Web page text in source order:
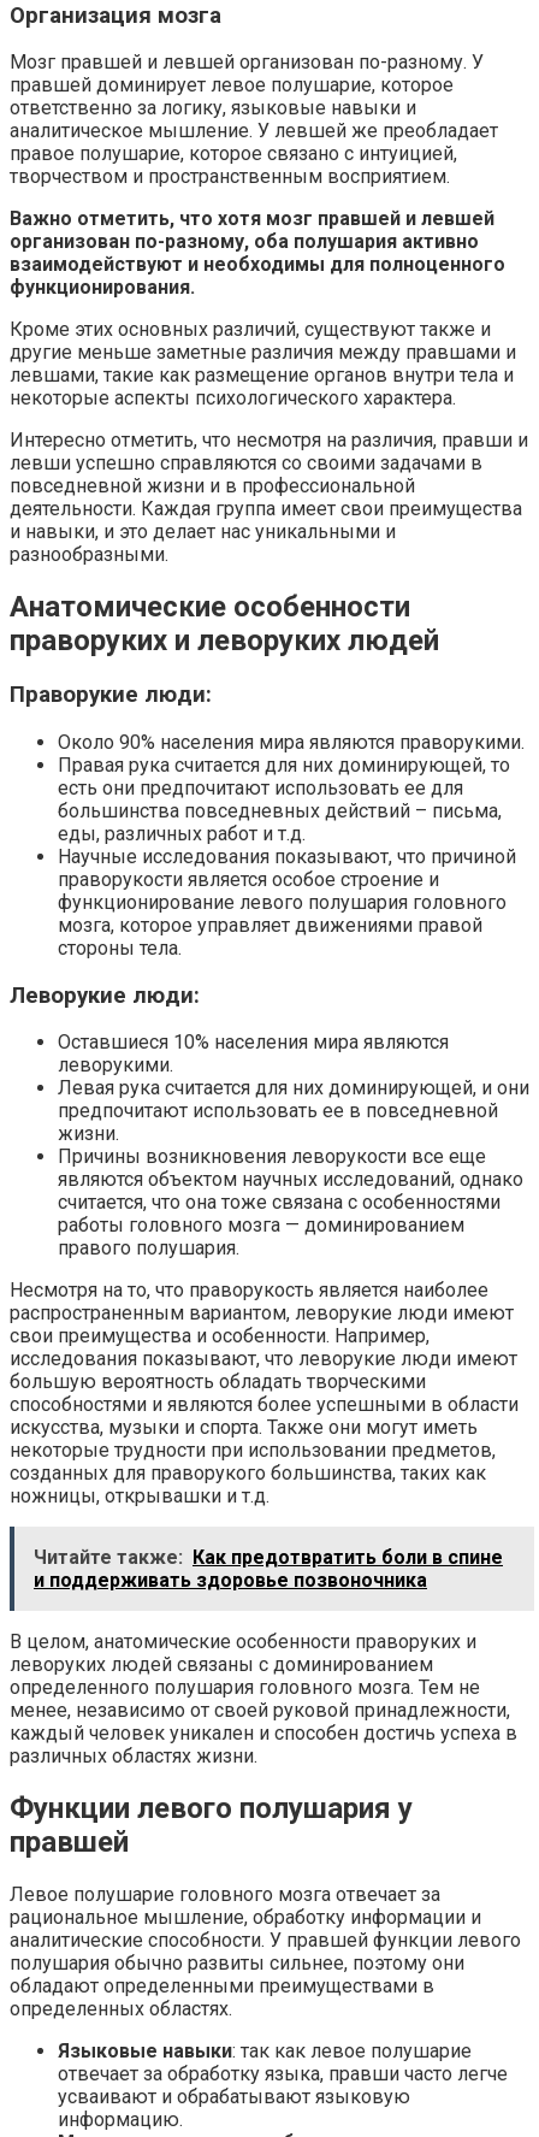
Организация мозга
Мозг правшей и левшей организован по-разному. У
правшей доминирует левое полушарие, которое
ответственно за логику, языковые навыки и
аналитическое мышление. У левшей же преобладает
правое полушарие, которое связано с интуицией,
творчеством и пространственным восприятием.
Важно отметить, что хотя мозг правшей и левшей
организован по-разному, оба полушария активно
взаимодействуют и необходимы для полноценного
функционирования.
Кроме этих основных различий, существуют также и
другие меньше заметные различия между правшами и
левшами, такие как размещение органов внутри тела и
некоторые аспекты психологического характера.
Интересно отметить, что несмотря на различия, правши и
левши успешно справляются со своими задачами в
повседневной жизни и в профессиональной
деятельности. Каждая группа имеет свои преимущества
и навыки, и это делает нас уникальными и
разнообразными.
Анатомические особенности
праворуких и леворуких людей
Праворукие люди:
Около 90% населения мира являются праворукими.
Правая рука считается для них доминирующей, то
есть они предпочитают использовать ее для
большинства повседневных действий – письма,
еды, различных работ и т.д.
Научные исследования показывают, что причиной
праворукости является особое строение и
функционирование левого полушария головного
мозга, которое управляет движениями правой
стороны тела.
Леворукие люди:
Оставшиеся 10% населения мира являются
леворукими.
Левая рука считается для них доминирующей, и они
предпочитают использовать ее в повседневной
жизни.
Причины возникновения леворукости все еще
являются объектом научных исследований, однако
считается, что она тоже связана с особенностями
работы головного мозга — доминированием
правого полушария.
Несмотря на то, что праворукость является наиболее
распространенным вариантом, леворукие люди имеют
свои преимущества и особенности. Например,
исследования показывают, что леворукие люди имеют
большую вероятность обладать творческими
способностями и являются более успешными в области
искусства, музыки и спорта. Также они могут иметь
некоторые трудности при использовании предметов,
созданных для праворукого большинства, таких как
ножницы, открывашки и т.д.
Читайте также:
Как предотвратить боли в спине
и поддерживать здоровье позвоночника
В целом, анатомические особенности праворуких и
леворуких людей связаны с доминированием
определенного полушария головного мозга. Тем не
менее, независимо от своей руковой принадлежности,
каждый человек уникален и способен достичь успеха в
различных областях жизни.
Функции левого полушария у
правшей
Левое полушарие головного мозга отвечает за
рациональное мышление, обработку информации и
аналитические способности. У правшей функции левого
полушария обычно развиты сильнее, поэтому они
обладают определенными преимуществами в
определенных областях.
Языковые навыки: так как левое полушарие
отвечает за обработку языка, правши часто легче
усваивают и обрабатывают языковую
информацию.